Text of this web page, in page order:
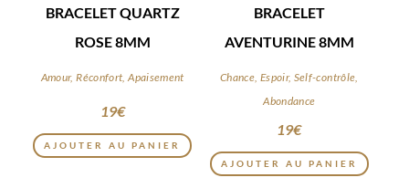
BRACELET QUARTZ
ROSE 8MM
Amour, Réconfort, Apaisement
19€
AJOUTER AU PANIER
BRACELET
AVENTURINE 8MM
Chance, Espoir, Self-contrôle,
Abondance
19€
AJOUTER AU PANIER